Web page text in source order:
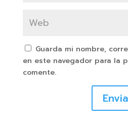
Guarda mi nombre,
en este navegador para la
comente.